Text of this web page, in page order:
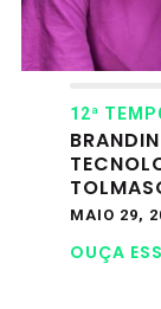
12ª
MAIO 29,
OUÇA